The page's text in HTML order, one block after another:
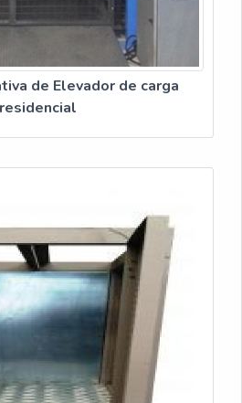
de Elevador de carga
residencial